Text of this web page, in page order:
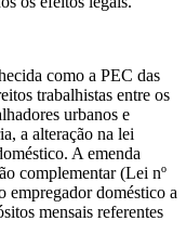
como a PEC das
trabalhistas entre os
urbanos e
a alteração na lei
A emenda
complementar (Lei nº
empregador doméstico a
mensais referentes